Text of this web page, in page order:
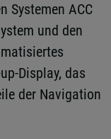
Systemen ACC
und den
Display, das
der Navigation